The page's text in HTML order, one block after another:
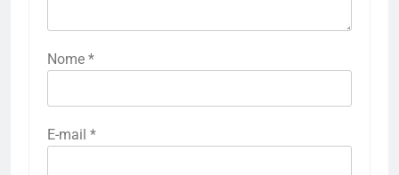
Nome *
E-mail *